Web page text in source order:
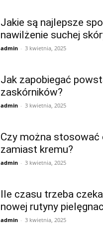
Jakie są najlepsze
nawilżenie suchej
admin - 3 kwietnia, 2025
Jak zapobiegać
zaskórników?
admin - 3 kwietnia, 2025
Czy można stosować
zamiast kremu?
admin - 3 kwietnia, 2025
Ile czasu trzeba
nowej rutyny
admin - 3 kwietnia, 2025